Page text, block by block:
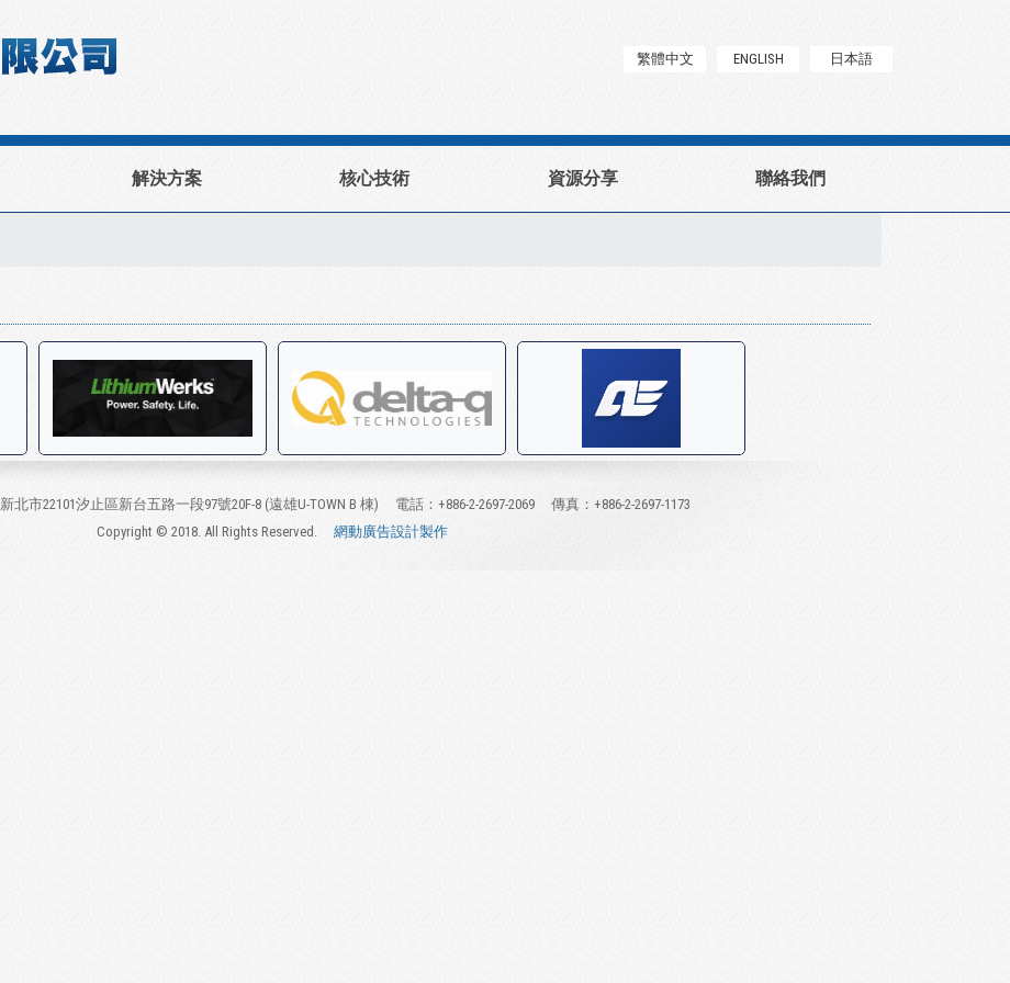
繁體中文 ENGLISH 日本語
解決方案 核心技術 資源分享 聯絡我們
新北市22101汐止區新台五路一段97號20F-8 (遠雄U-TOWN B 棟) 電話：+886-2-2697-2069
傳真：+886-2-2697-1173
Copyright © 2018. All Rights Reserved.
網動廣告設計製作